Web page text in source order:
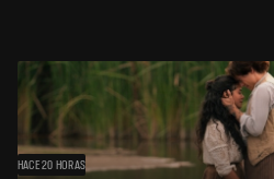
HACE 20 HORAS